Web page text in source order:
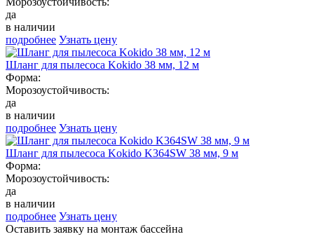
да
в наличии
подробнее Узнать цену
Шланг для пылесоса Kokido 38 мм, 12 м
Форма:
Морозоустойчивость:
да
в наличии
подробнее Узнать цену
Шланг для пылесоса Kokido K364SW 38 мм, 9 м
Форма:
Морозоустойчивость:
да
в наличии
подробнее Узнать цену
Оставить заявку на монтаж бассейна